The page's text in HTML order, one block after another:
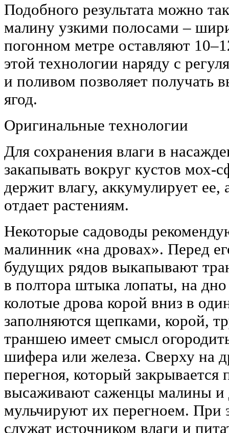
Подобного результата можно
малину узкими полосами –
погонном метре оставляют
этой технологии наряду с
и поливом позволяет получать
ягод.
Оригинальные технологии
Для сохранения влаги в
закапывать вокруг кустов мох-
держит влагу, аккумулирует ее,
отдает растениям.
Некоторые садоводы
малинник «на дровах». Перед
будущих рядов выкапывают
в полтора штыка лопаты, на
колотые дрова корой вниз в
заполняются щепками, корой,
траншею имеет смысл
шифера или железа. Сверху на
перегноя, который закрывается
высаживают саженцы малины и
мульчируют их перегноем. При
служат источником влаги и